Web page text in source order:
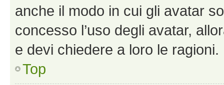
anche il modo in cui gli avatar
concesso l’uso degli avatar,
e devi chiedere a loro le ragioni.
Top